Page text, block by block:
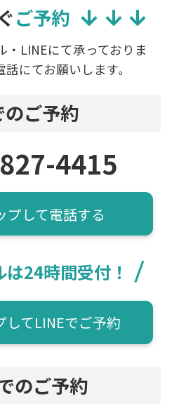
ご予約
・LINEにて承っておりま
にてお願いします。
ご予約
4415
プして電話する
24時間受付！
してLINEでご予約
のご予約